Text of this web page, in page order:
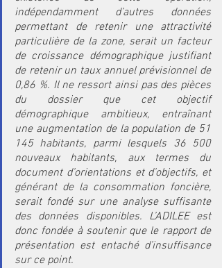
indépendamment d’autres données
permettant de retenir une attractivité
particulière de la zone, serait un facteur
de croissance démographique justifiant
de retenir un taux annuel prévisionnel de
0,86 %. Il ne ressort ainsi pas des pièces
du dossier que cet objectif
démographique ambitieux, entraînant
une augmentation de la population de 51
145 habitants, parmi lesquels 36 500
nouveaux habitants, aux termes du
document d’orientations et d’objectifs, et
générant de la consommation foncière,
serait fondé sur une analyse suffisante
des données disponibles. L’ADILEE est
donc fondée à soutenir que le rapport de
présentation est entaché d’insuffisance
sur ce point.